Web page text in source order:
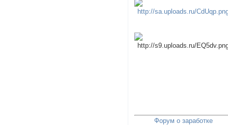
Форум о заработке